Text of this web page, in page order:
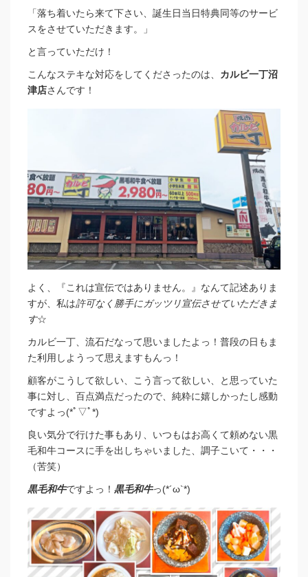
「落ち着いたら来て下さい、誕生日当日特典同等のサービ
スをさせていただきます。」
と言っていただけ！
こんなステキな対応をしてくださったのは、 カルビ一丁沼
津店さんです！
よく、『これは宣伝ではありません。』なんて記述ありま
すが、私は許可なく勝手にガッツリ宣伝させていただきま
す☆
カルビ一丁、流石だなって思いましたよっ！普段の日もま
た利用しようって思えますもんっ！
顧客がこうして欲しい、こう言って欲しい、と思っていた
事に対し、百点満点だったので、純粋に嬉しかったし感動
ですよっ(*ﾟ▽ﾟ*)
良い気分で行けた事もあり、いつもはお高くて頼めない黒
毛和牛コースに手を出しちゃいました、調子こいて・・・
（苦笑）
黒毛和牛ですよっ！ 黒毛和牛っ(*´ω`*)